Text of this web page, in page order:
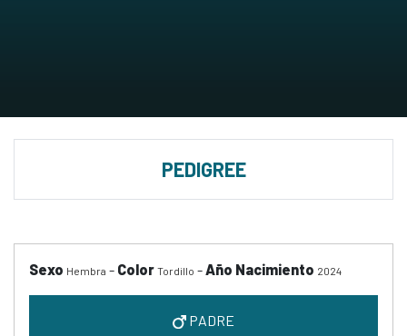
PEDIGREE
Sexo Hembra - Color Tordillo -Año Nacimiento 2024
PADRE